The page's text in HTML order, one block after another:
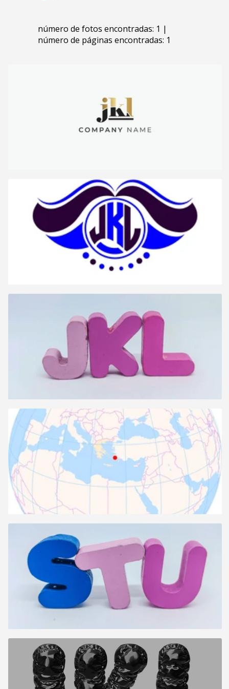
número de fotos encontradas: 1 |
número de páginas encontradas: 1